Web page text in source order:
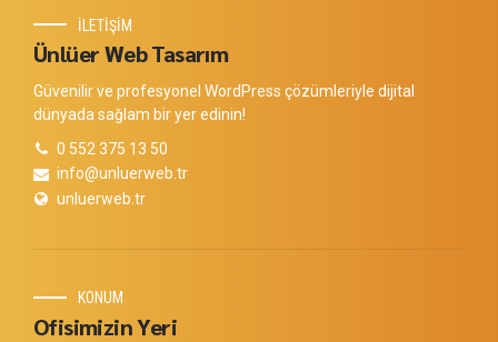
İLETİŞİM
Ünlüer Web Tasarım
Güvenilir ve profesyonel WordPress çözümleriyle dijital
dünyada sağlam bir yer edinin!
0 552 375 13 50
info@unluerweb.tr
unluerweb.tr
KONUM
Ofisimizin Yeri